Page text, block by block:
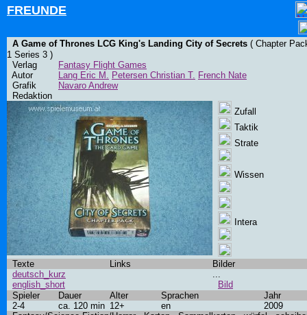
FREUNDE
A Game of Thrones LCG King's Landing City of Secrets ( Chapter
1 Series 3 )
Verlag
Fantasy Flight Games
Autor
Lang Eric M. Petersen Christian T. French Nate
Grafik
Navaro Andrew
Redaktion
Zufall
Taktik
Strate
Wissen
Intera
Texte Links
Bilder
deutsch_kurz
english_short
...
Bild
Spieler
Dauer Alter Sprachen
Jahr
2-4
ca. 120 min 12+ en
2009